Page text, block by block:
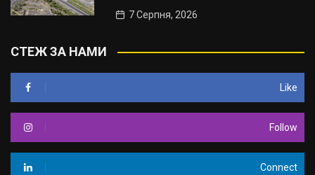
7 Серпня, 2026
СТЕЖ ЗА НАМИ
Like
Follow
Connect